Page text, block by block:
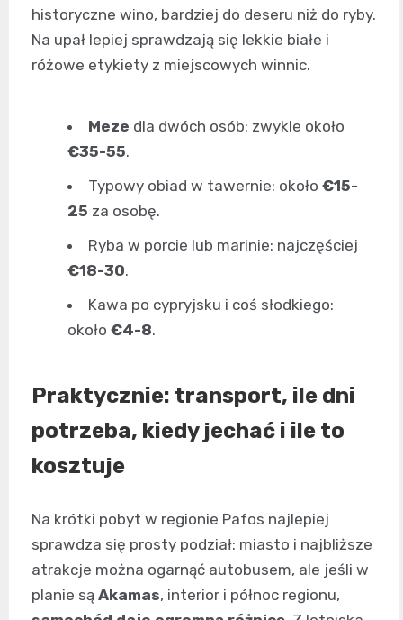
historyczne wino, bardziej do deseru niż do ryby.
Na upał lepiej sprawdzają się lekkie białe i
różowe etykiety z miejscowych winnic.
Meze dla dwóch osób: zwykle około
€35-55.
Typowy obiad w tawernie: około €15-
25 za osobę.
Ryba w porcie lub marinie: najczęściej
€18-30.
Kawa po cypryjsku i coś słodkiego:
około €4-8.
Praktycznie: transport, ile dni
potrzeba, kiedy jechać i ile to
kosztuje
Na krótki pobyt w regionie Pafos najlepiej
sprawdza się prosty podział: miasto i najbliższe
atrakcje można ogarnąć autobusem, ale jeśli w
planie są Akamas, interior i północ regionu,